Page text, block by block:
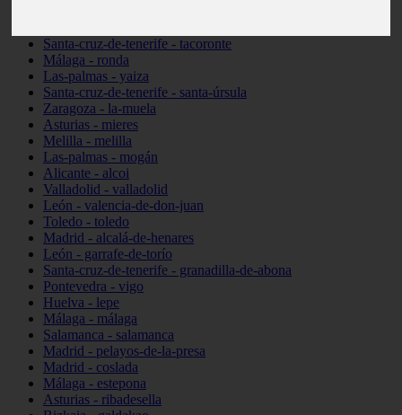
Santa-cruz-de-tenerife - tacoronte
Málaga - ronda
Las-palmas - yaiza
Santa-cruz-de-tenerife - santa-úrsula
Zaragoza - la-muela
Asturias - mieres
Melilla - melilla
Las-palmas - mogán
Alicante - alcoi
Valladolid - valladolid
León - valencia-de-don-juan
Toledo - toledo
Madrid - alcalá-de-henares
León - garrafe-de-torío
Santa-cruz-de-tenerife - granadilla-de-abona
Pontevedra - vigo
Huelva - lepe
Málaga - málaga
Salamanca - salamanca
Madrid - pelayos-de-la-presa
Madrid - coslada
Málaga - estepona
Asturias - ribadesella